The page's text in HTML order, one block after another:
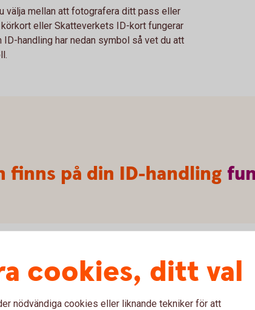
välja mellan att fotografera ditt pass eller
eller Skatteverkets ID-kort fungerar
handling har nedan symbol så vet du att
finns på din ID-handling
en digital ID-kontroll?
cookies, ditt val
nödvändiga cookies eller liknande tekniker för att